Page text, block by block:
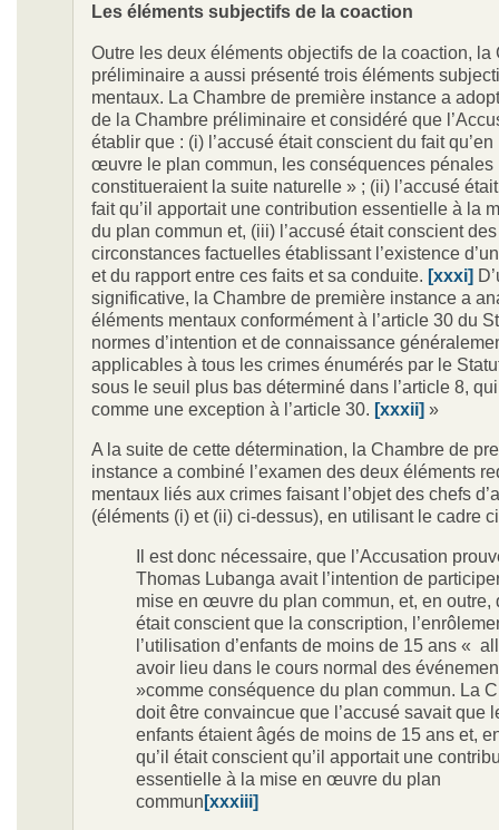
Les éléments subjectifs de la coaction
Outre les deux éléments objectifs de la coaction, la
préliminaire a aussi présenté trois éléments
mentaux. La Chambre de première instance a
de la Chambre préliminaire et considéré que
établir que : (i) l’accusé était conscient du fait
œuvre le plan commun, les conséquences
constitueraient la suite naturelle » ; (ii) l’accusé
fait qu’il apportait une contribution essentielle à la
du plan commun et, (iii) l’accusé était conscient des
circonstances factuelles établissant l’existence
et du rapport entre ces faits et sa conduite. [xxxi]
significative, la Chambre de première instance a
éléments mentaux conformément à l’article 30 du
normes d’intention et de connaissance
applicables à tous les crimes énumérés par le
sous le seuil plus bas déterminé dans l’article 8,
comme une exception à l’article 30. [xxxii] »
A la suite de cette détermination, la Chambre de
instance a combiné l’examen des deux éléments
mentaux liés aux crimes faisant l’objet des chefs
(éléments (i) et (ii) ci-dessus), en utilisant le cadre
Il est donc nécessaire, que l’Accusation
Thomas Lubanga avait l’intention de
mise en œuvre du plan commun, et, en outre,
était conscient que la conscription,
l’utilisation d’enfants de moins de 15 ans «
avoir lieu dans le cours normal des
»comme conséquence du plan commun. La
doit être convaincue que l’accusé savait que
enfants étaient âgés de moins de 15 ans et,
qu’il était conscient qu’il apportait une
essentielle à la mise en œuvre du plan
commun[xxxiii]